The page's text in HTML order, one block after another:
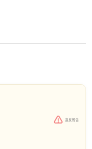
違反報告